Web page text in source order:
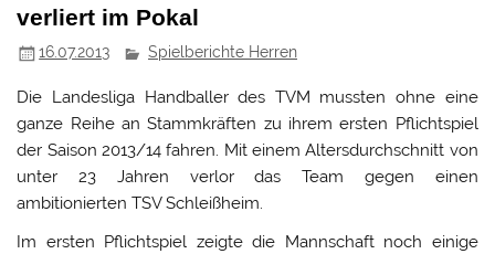
verliert im Pokal
16.07.2013 Spielberichte Herren
Die Landesliga Handballer des TVM mussten ohne eine
ganze Reihe an Stammkräften zu ihrem ersten Pflichtspiel
der Saison 2013/14 fahren. Mit einem Altersdurchschnitt von
unter 23 Jahren verlor das Team gegen einen
ambitionierten TSV Schleißheim.
Im ersten Pflichtspiel zeigte die Mannschaft noch einige